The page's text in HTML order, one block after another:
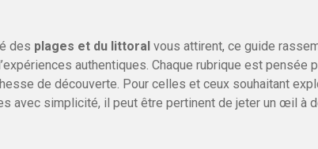
des plages et du littoral vous attirent, ce guide
authentiques. Chaque rubrique est pensée
de découverte. Pour celles et ceux souhaitant
avec simplicité, il peut être pertinent de jeter un œil à